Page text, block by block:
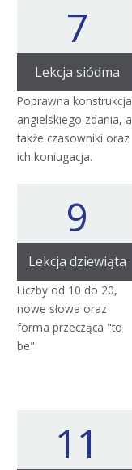
7
Lekcja siódma
Poprawna konstrukcja
angielskiego zdania, a
także czasowniki oraz
ich koniugacja.
9
Lekcja dziewiąta
Liczby od 10 do 20,
nowe słowa oraz
forma przecząca "to
be"
11